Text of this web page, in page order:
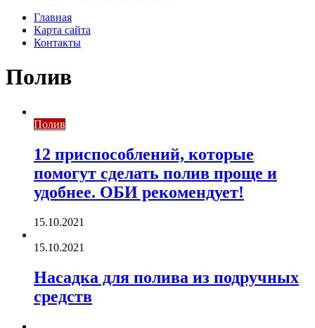
Главная
Карта сайта
Контакты
Полив
Полив
12 приспособлений, которые
помогут сделать полив проще и
удобнее. ОБИ рекомендует!
15.10.2021
15.10.2021
Насадка для полива из подручных
средств